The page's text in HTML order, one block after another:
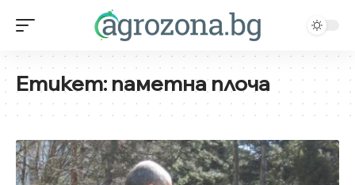
Етикет:паметна плоча